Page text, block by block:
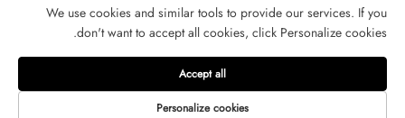
للإضاءة المحدودة. جميع الحقوق محفوظة
سياسة الخصوصية شروط الخدمة
We use cookies and similar tools to provide our services. If you
don't want to accept all cookies, click Personalize cookies.
Personalize cookies
Accept all